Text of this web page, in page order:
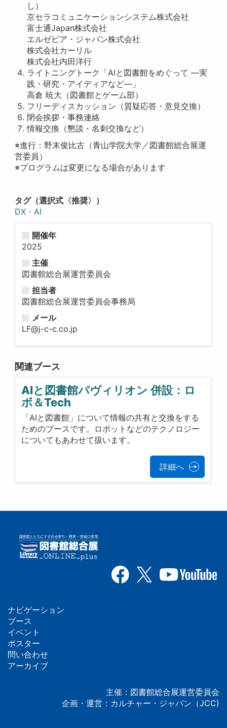
し）
京セラコミュニケーションシステム株式会社
富士通Japan株式会社
エルゼビア・ジャパン株式会社
株式会社カーリル
株式会社内田洋行
ライトニングトーク「AIと図書館をめぐって —実
践・研究・アイディアなど—」
高倉 暁大（図書館とゲーム部）
フリーディスカッション（質疑応答・意見交換）
閉会挨拶・事務連絡
情報交換（懇談・名刺交換など）
※進行：野末俊比古（青山学院大学／図書館総合展運
営委員）
※プログラムは変更になる場合があります
タグ（選択式〈推奨〉）
DX・AI
開催年
2025
主催
図書館総合展運営委員会
担当者
図書館総合展運営委員会事務局
メール
LF@j-c-c.co.jp
関連ブース
AIと図書館パヴィリオン 併設：ロ
ボ＆Tech
「AIと図書館」について情報の共有と交換をする
ためのブースです。ロボットなどのテクノロジー
についてもあわせて扱います。
詳細へ
フ
ッ
タ
ナビゲーション
ブース
イベント
ポスター
問い合わせ
アーカイブ
主催：図書館総合展運営委員会
企画・運営：カルチャー・ジャパン（JCC)